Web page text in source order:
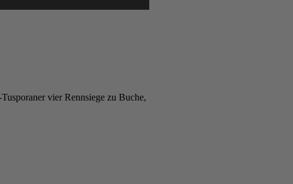
vier Rennsiege zu Buche,